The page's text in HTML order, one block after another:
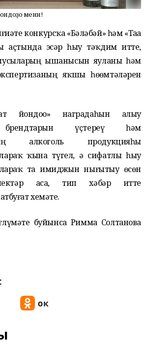
менән!
конкурсҡа «Бәләбәй» һәм «Таҙа
аҫтында эсәр һыу тәҡдим итте,
ышанысын яуланы һәм
яҡшы һөҙөмтәләрен
йондоҙо» наградаһын алыу
брендтарын үҫтереү һәм
алкоголь продукцияһы
ҡына түгел, ә сифатлы һыу
та имиджын нығытыу өсөн
аса, тип хәбәр итте
хеҙмәте.
буйынса Римма Солтанова